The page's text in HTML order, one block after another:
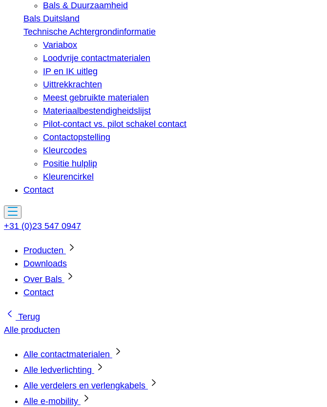
Bals & Duurzaamheid
Bals Duitsland
Technische Achtergrondinformatie
Variabox
Loodvrije contactmaterialen
IP en IK uitleg
Uittrekkrachten
Meest gebruikte materialen
Materiaalbestendigheidslijst
Pilot-contact vs. pilot schakel contact
Contactopstelling
Kleurcodes
Positie hulplip
Kleurencirkel
Contact
+31 (0)23 547 0947
Producten
Downloads
Over Bals
Contact
Terug
Alle producten
Alle contactmaterialen
Alle ledverlichting
Alle verdelers en verlengkabels
Alle e-mobility